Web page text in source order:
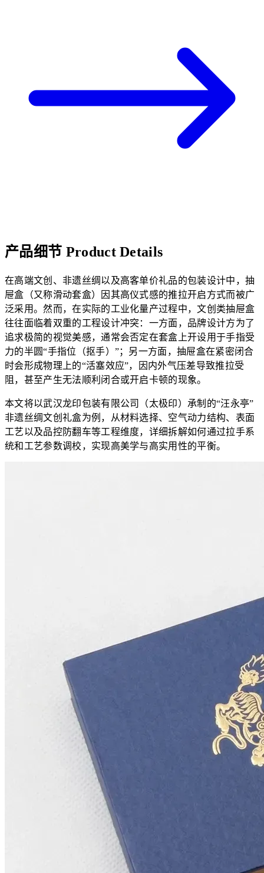
产品细节 Product Details
在高端文创、非遗丝绸以及高客单价礼品的包装设计中，抽
屉盒（又称滑动套盒）因其高仪式感的推拉开启方式而被广
泛采用。然而，在实际的工业化量产过程中，文创类抽屉盒
往往面临着双重的工程设计冲突：一方面，品牌设计方为了
追求极简的视觉美感，通常会否定在套盒上开设用于手指受
力的半圆“手指位（抠手）”；另一方面，抽屉盒在紧密闭合
时会形成物理上的“活塞效应”，因内外气压差导致推拉受
阻，甚至产生无法顺利闭合或开启卡顿的现象。
本文将以武汉龙印包装有限公司（太极印）承制的“汪永亭”
非遗丝绸文创礼盒为例，从材料选择、空气动力结构、表面
工艺以及品控防翻车等工程维度，详细拆解如何通过拉手系
统和工艺参数调校，实现高美学与高实用性的平衡。